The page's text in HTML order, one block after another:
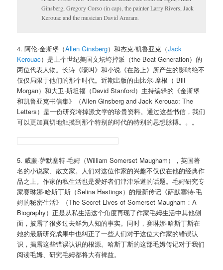
Ginsberg, Gregory Corso (in cap), the painter Larry Rivers, Jack
Kerouac and the musician David Amram.
4. 阿伦·金斯堡（Allen Ginsberg）和杰克·凯鲁亚克（Jack
Kerouac）是上个世纪美国文坛垮掉派（the Beat Generation）的
两位代表人物。长诗《嚎叫》和小说《在路上》所产生的影响绝不
仅仅局限于他们的那个时代。近期出版的由比尔·摩根（ Bill
Morgan）和大卫·斯坦福（David Stanford）主持编辑的《金斯堡
和凯鲁亚克书信集》（Allen Ginsberg and Jack Kerouac: The
Letters）是一份研究垮掉派文学的珍贵资料。通过这些书信，我们
可以更加真切地触摸到那个特别的时代的特别的思想脉搏。。。
5. 威廉·萨默塞特·毛姆（William Somerset Maugham），英国著
名的小说家、散文家。人们对这位作家的兴趣不仅仅在他的经典作
品之上。作家的私生活也是爱好者们津津乐道的话题。毛姆研究专
家赛琳娜·哈斯丁斯（Selina Hastings）的最新传记《萨默塞特·毛
姆的秘密生活》（The Secret Lives of Somerset Maugham：A
Biography）正是从私生活这个角度再现了作家毛姆生活中其他侧
面，披露了很多过去鲜为人知的事实。同时，赛琳娜·哈斯丁斯在
她的最新研究成果中也纠正了一些人们对于这位大作家的错误认
识，揭露这些错误认识的根源。哈斯丁斯的这部毛姆传记对于我们
阅读毛姆、研究毛姆都将大有裨益。